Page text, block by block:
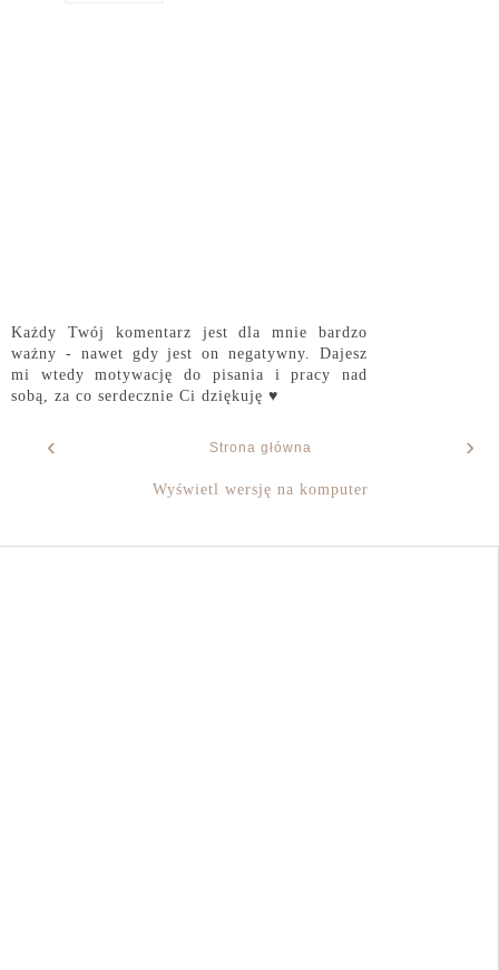
Każdy Twój komentarz jest dla mnie bardzo
ważny - nawet gdy jest on negatywny. Dajesz
mi wtedy motywację do pisania i pracy nad
sobą, za co serdecznie Ci dziękuję ♥
‹ ›
Strona główna
Wyświetl wersję na komputer